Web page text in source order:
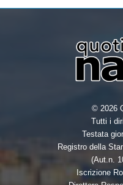
© 2026
Tutti i
Testata
Registro della
(Aut.n.
Iscrizione